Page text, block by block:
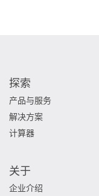
探索
产品与服务
解决方案
计算器
关于
企业介绍